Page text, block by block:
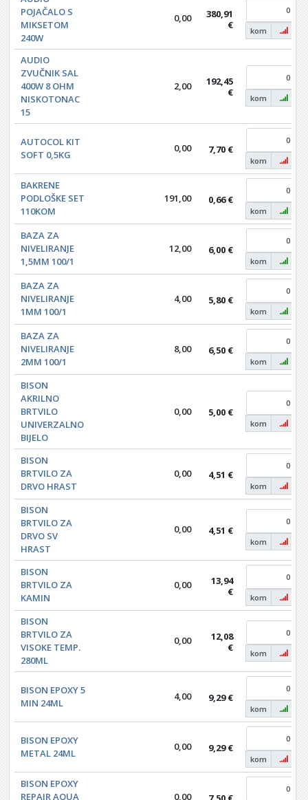
POJAČALO S
MIKSETOM
240W
0,00
380,91
€
kom
AUDIO
ZVUČNIK SAL
400W 8 OHM
NISKOTONAC
15
2,00
192,45
€
kom
AUTOCOL KIT
SOFT 0,5KG
0,00 7,70 €
kom
BAKRENE
PODLOŠKE SET
110KOM
191,00 0,66 €
kom
BAZA ZA
NIVELIRANJE
1,5MM 100/1
12,00 6,00 €
kom
BAZA ZA
NIVELIRANJE
1MM 100/1
4,00 5,80 €
kom
BAZA ZA
NIVELIRANJE
2MM 100/1
8,00 6,50 €
kom
BISON
AKRILNO
BRTVILO
UNIVERZALNO
BIJELO
0,00 5,00 €
kom
BISON
BRTVILO ZA
DRVO HRAST
0,00 4,51 €
kom
BISON
BRTVILO ZA
DRVO SV
HRAST
0,00 4,51 €
kom
BISON
BRTVILO ZA
KAMIN
0,00
13,94
€
kom
BISON
BRTVILO ZA
VISOKE TEMP.
280ML
0,00
12,08
€
kom
BISON EPOXY 5
MIN 24ML
4,00 9,29 €
kom
BISON EPOXY
METAL 24ML
0,00 9,29 €
kom
BISON EPOXY
REPAIR AQUA
0,00